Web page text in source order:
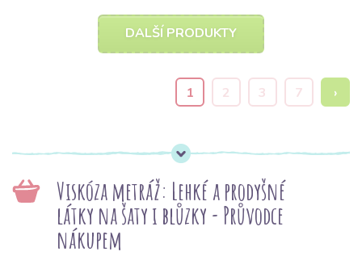
DALŠÍ PRODUKTY
1 2 3 7 ›
Viskóza metráž: Lehké a prodyšné
látky na šaty i blůzky - Průvodce
nákupem